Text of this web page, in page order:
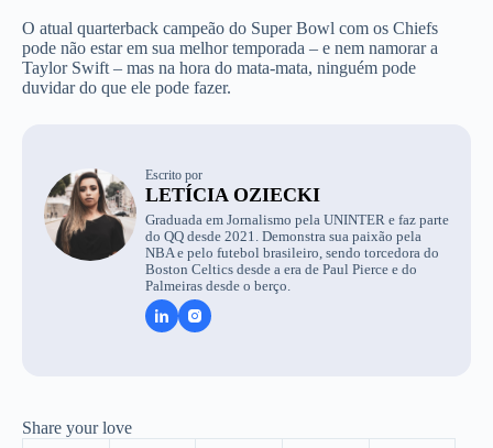
O atual quarterback campeão do Super Bowl com os Chiefs
pode não estar em sua melhor temporada – e nem namorar a
Taylor Swift – mas na hora do mata-mata, ninguém pode
duvidar do que ele pode fazer.
Escrito por
LETÍCIA OZIECKI
Graduada em Jornalismo pela UNINTER e faz parte
do QQ desde 2021. Demonstra sua paixão pela
NBA e pelo futebol brasileiro, sendo torcedora do
Boston Celtics desde a era de Paul Pierce e do
Palmeiras desde o berço.
Share your love